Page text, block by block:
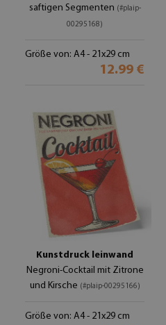
saftigen Segmenten (#plaip-
00295168)
Größe von: A4 - 21x29 cm
12.99 €
Kunstdruck leinwand
Negroni-Cocktail mit Zitrone
und Kirsche (#plaip-00295166)
Größe von: A4 - 21x29 cm